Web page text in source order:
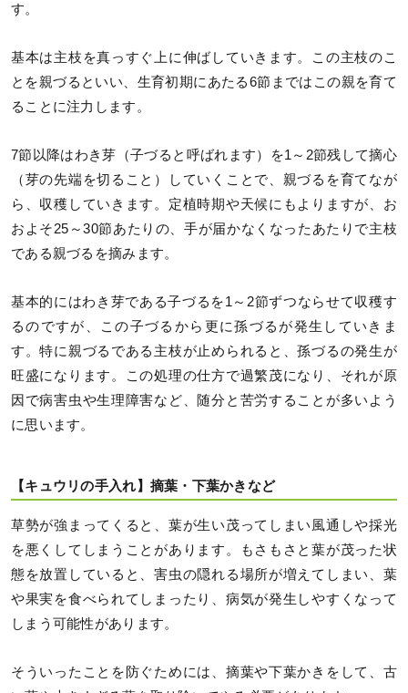
す。
基本は主枝を真っすぐ上に伸ばしていきます。この主枝のこ
とを親づるといい、生育初期にあたる6節まではこの親を育て
ることに注力します。
7節以降はわき芽（子づると呼ばれます）を1～2節残して摘心
（芽の先端を切ること）していくことで、親づるを育てなが
ら、収穫していきます。定植時期や天候にもよりますが、お
およそ25～30節あたりの、手が届かなくなったあたりで主枝
である親づるを摘みます。
基本的にはわき芽である子づるを1～2節ずつならせて収穫す
るのですが、この子づるから更に孫づるが発生していきま
す。特に親づるである主枝が止められると、孫づるの発生が
旺盛になります。この処理の仕方で過繁茂になり、それが原
因で病害虫や生理障害など、随分と苦労することが多いよう
に思います。
【キュウリの手入れ】摘葉・下葉かきなど
草勢が強まってくると、葉が生い茂ってしまい風通しや採光
を悪くしてしまうことがあります。もさもさと葉が茂った状
態を放置していると、害虫の隠れる場所が増えてしまい、葉
や果実を食べられてしまったり、病気が発生しやすくなって
しまう可能性があります。
そういったことを防ぐためには、摘葉や下葉かきをして、古